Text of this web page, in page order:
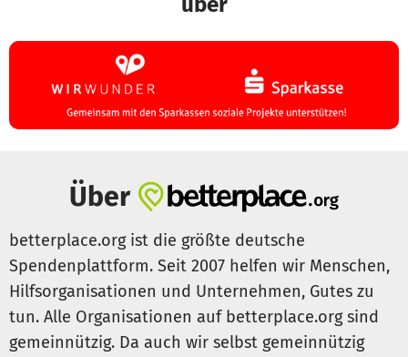
Über
betterplace.org ist die größte deutsche
Spendenplattform. Seit 2007 helfen wir Menschen,
Hilfsorganisationen und Unternehmen, Gutes zu
tun. Alle Organisationen auf betterplace.org sind
gemeinnützig. Da auch wir selbst gemeinnützig